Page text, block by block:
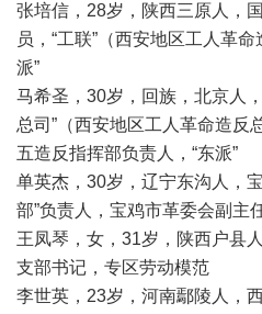
张培信，28岁，陕西三原人，
员，“工联”（西安地区工人革
派”
马希圣，30岁，回族，北京人
总司”（西安地区工人革命造反
五造反指挥部负责人，“东派”
单英杰，30岁，辽宁东沟人，
部”负责人，宝鸡市革委会副主
王凤琴，女，31岁，陕西户县
支部书记，专区劳动模范
李世英，23岁，河南鄢陵人，